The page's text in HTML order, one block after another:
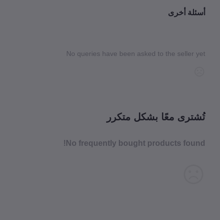
أخرى
No queries have been asked to the seller
معًا بشكل متكرر
No frequently bought products